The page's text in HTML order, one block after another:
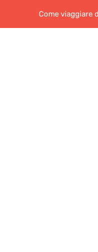
Come viaggiare